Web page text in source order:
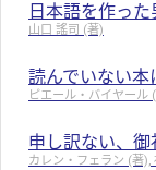
日本語を作っ
山口 謠司 (著)
読んでいない
ピエール・バイヤール
申し訳ない、御
カレン・フェラン (著),